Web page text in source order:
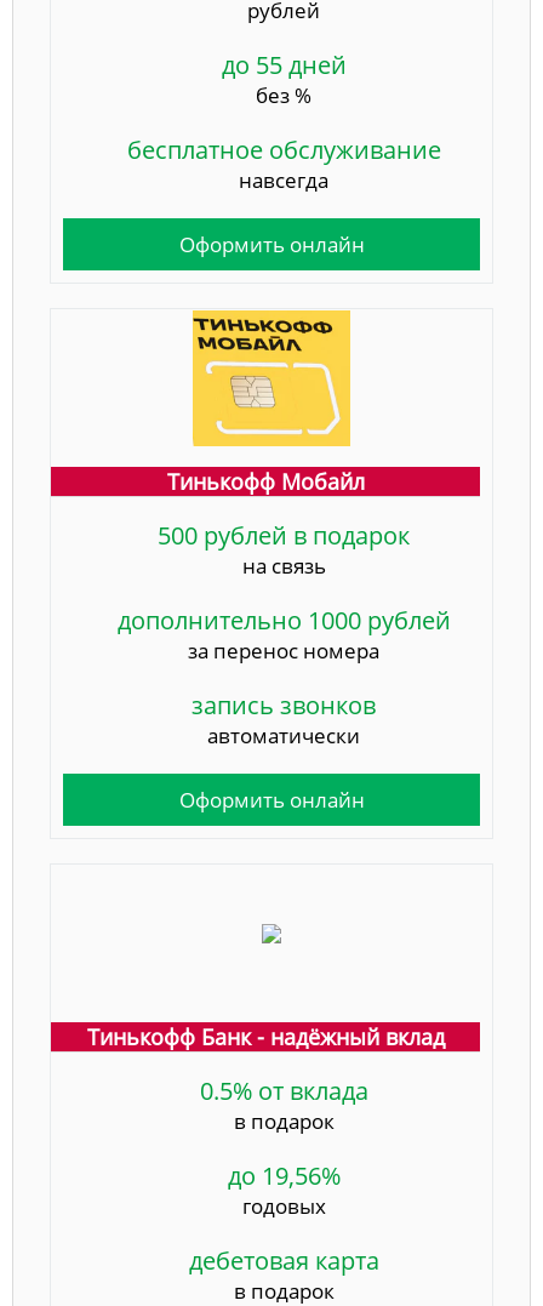
рублей
до 55 дней
без %
бесплатное обслуживание
навсегда
Оформить онлайн
Тинькофф Мобайл
500 рублей в подарок
на связь
дополнительно 1000 рублей
за перенос номера
запись звонков
автоматически
Оформить онлайн
Тинькофф Банк - надёжный вклад
0.5% от вклада
в подарок
до 19,56%
годовых
дебетовая карта
в подарок